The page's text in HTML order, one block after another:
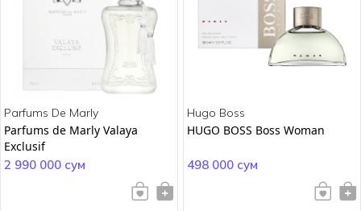
Parfums De Marly
Parfums de Marly Valaya
Exclusif
2 990 000 сум
Hugo Boss
HUGO BOSS Boss Woman
498 000 сум